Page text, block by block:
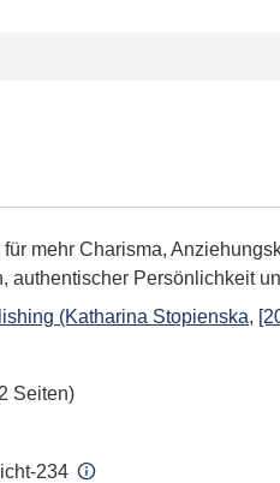
für mehr Charisma,
authentischer Persönlichkeit
(Katharina Stopienska,
Seiten)
234